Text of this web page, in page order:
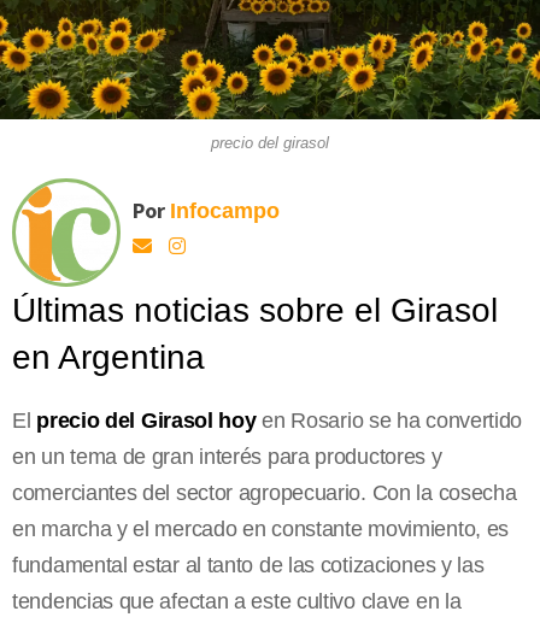
precio del girasol
Por Infocampo
Últimas noticias sobre el Girasol
en Argentina
El precio del Girasol hoyen Rosario se ha convertido
en un tema de gran interés para productores y
comerciantes del sector agropecuario. Con la cosecha
en marcha y el mercado en constante movimiento, es
fundamental estar al tanto de las cotizaciones y las
tendencias que afectan a este cultivo clave en la